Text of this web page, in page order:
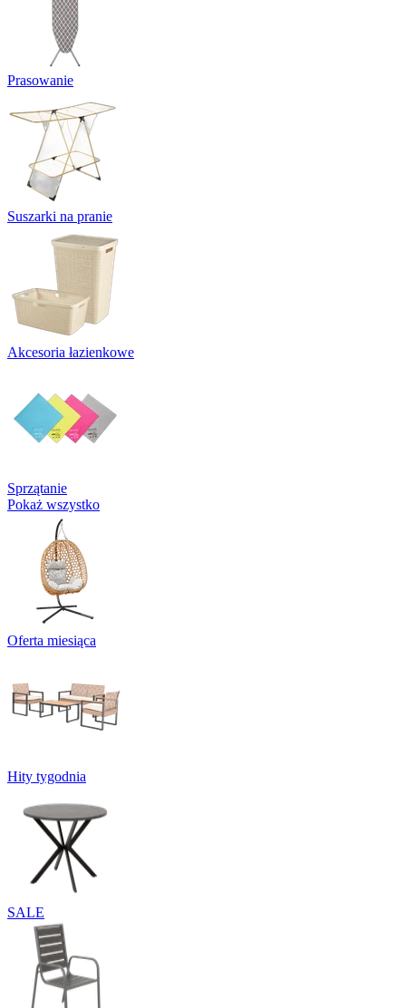
Prasowanie
Suszarki na pranie
Akcesoria łazienkowe
Sprzątanie
Pokaż wszystko
Oferta miesiąca
Hity tygodnia
SALE